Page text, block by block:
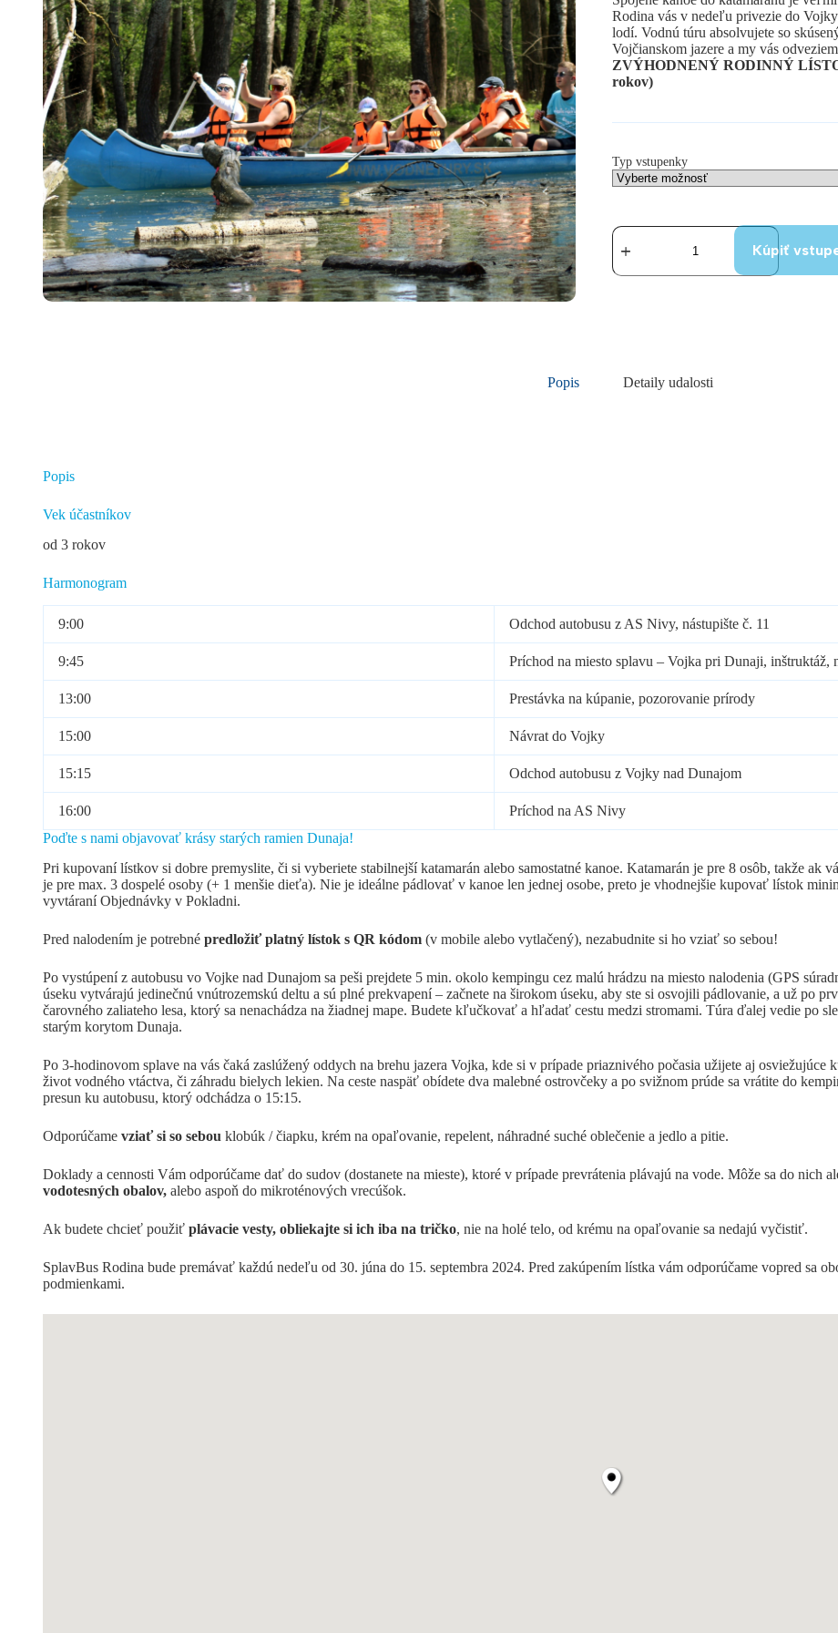
Rodina vás v nedeľu privezie do
lodí. Vodnú túru absolvujete so
Vojčianskom jazere a my vás
ZVÝHODNENÝ RODINNÝ
rokov)
Typ vstupenky
množstvo
11.
2024
Kúpiť
Popis Detaily udalosti
Popis
Vek účastníkov
od 3 rokov
Harmonogram
9:00 Odchod autobusu z AS Nivy, nástupište č. 11
9:45 Príchod na miesto splavu – Vojka pri Dunaji, inštruktáž,
13:00 Prestávka na kúpanie, pozorovanie prírody
15:00 Návrat do Vojky
15:15 Odchod autobusu z Vojky nad Dunajom
16:00
Príchod na AS Nivy
Poďte s nami objavovať krásy starých ramien Dunaja!
Pri kupovaní lístkov si dobre premyslite, či si vyberiete stabilnejší katamarán alebo samostatné kanoe. Katamarán je pre 8 osôb, takže ak
je pre max. 3 dospelé osoby (+ 1 menšie dieťa). Nie je ideálne pádlovať v kanoe len jednej osobe, preto je vhodnejšie kupovať lístok
vyvtáraní Objednávky v Pokladni.
Pred nalodením je potrebné predložiť platný lístok s QR kódom (v mobile alebo vytlačený), nezabudnite si ho vziať so sebou!
Po vystúpení z autobusu vo Vojke nad Dunajom sa peši prejdete 5 min. okolo kempingu cez malú hrádzu na miesto nalodenia (GPS
úseku vytvárajú jedinečnú vnútrozemskú deltu a sú plné prekvapení – začnete na širokom úseku, aby ste si osvojili pádlovanie, a už po
čarovného zaliateho lesa, ktorý sa nenachádza na žiadnej mape. Budete kľučkovať a hľadať cestu medzi stromami. Túra ďalej vedie po
starým korytom Dunaja.
Po 3-hodinovom splave na vás čaká zaslúžený oddych na brehu jazera Vojka, kde si v prípade priaznivého počasia užijete aj
život vodného vtáctva, či záhradu bielych lekien. Na ceste naspäť obídete dva malebné ostrovčeky a po svižnom prúde sa vrátite do
presun ku autobusu, ktorý odchádza o 15:15.
Odporúčame vziať si so sebou klobúk / čiapku, krém na opaľovanie, repelent, náhradné suché oblečenie a jedlo a pitie.
Doklady a cennosti Vám odporúčame dať do sudov (dostanete na mieste), ktoré v prípade prevrátenia plávajú na vode. Môže sa do nich
vodotesných obalov, alebo aspoň do mikroténových vrecúšok.
Ak budete chcieť použiť plávacie vesty, obliekajte si ich iba na tričko, nie na holé telo, od krému na opaľovanie sa nedajú vyčistiť.
SplavBus Rodina bude premávať každú nedeľu od 30. júna do 15. septembra 2024. Pred zakúpením lístka vám odporúčame vopred sa
podmienkami.